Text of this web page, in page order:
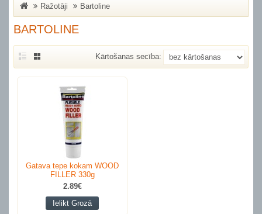
Ražotāji Bartoline
BARTOLINE
Kārtošanas secība:
Gatava tepe kokam WOOD
FILLER 330g
2.89€
Ielikt Grozā